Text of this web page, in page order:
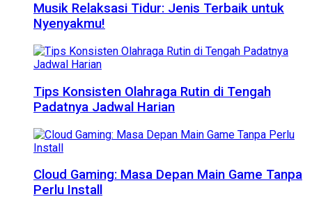
Musik Relaksasi Tidur: Jenis Terbaik untuk
Nyenyakmu!
Tips Konsisten Olahraga Rutin di Tengah
Padatnya Jadwal Harian
Cloud Gaming: Masa Depan Main Game Tanpa
Perlu Install